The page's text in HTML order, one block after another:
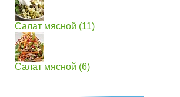
Салат мясной (11)
Салат мясной (6)